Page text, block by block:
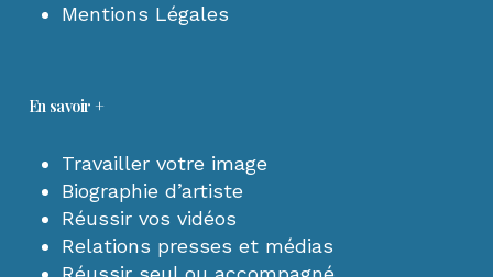
Mentions Légales
En savoir +
Travailler votre image
Biographie d’artiste
Réussir vos vidéos
Relations presses et médias